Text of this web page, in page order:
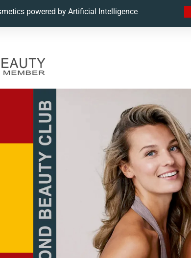
powered by Artificial Intelligence